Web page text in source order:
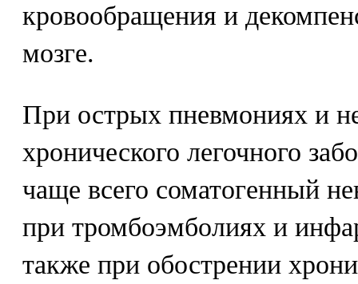
кровообращения и
мозге.
При острых пневмониях и
хронического легочного
чаще всего соматогенный
при тромбоэмболиях и
также при обострении